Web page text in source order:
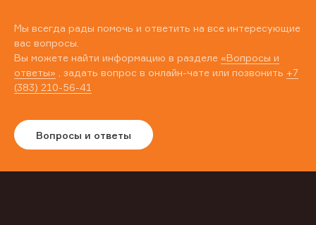
Мы всегда рады помочь и ответить на все интересующие
вас вопросы.
Вы можете найти информацию в разделе «Вопросы и
ответы» , задать вопрос в онлайн-чате или позвонить +7
(383) 210-56-41
Вопросы и ответы